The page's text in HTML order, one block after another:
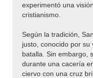
experimentó una
cristianismo.
Según la tradición,
justo, conocido por
batalla. Sin embargo,
durante una cacería
ciervo con una cruz